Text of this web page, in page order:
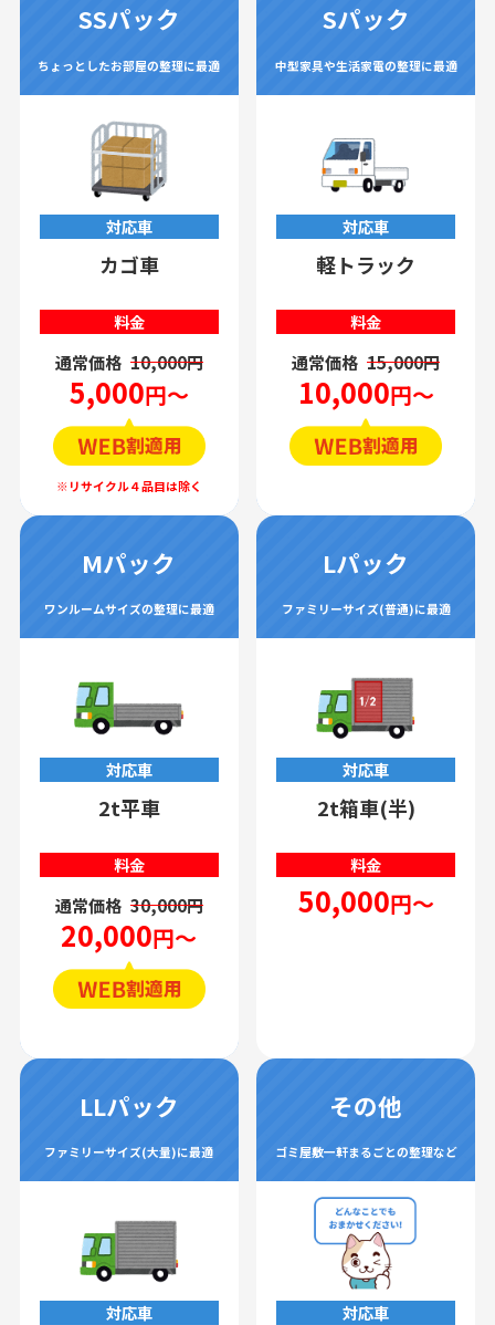
SSパック
ちょっとしたお部屋の整理に最適
対応車
カゴ車
料金
通常価格 10,000円
5,000円～
Sパック
中型家具や生活家電の整理に最適
対応車
軽トラック
料金
通常価格 15,000円
10,000円～
Mパック
ワンルームサイズの整理に最適
対応車
2t平車
料金
通常価格 30,000円
20,000円～
Lパック
ファミリーサイズ(普通)に最適
対応車
2t箱車(半)
料金
50,000円～
LLパック
ファミリーサイズ(大量)に最適
対応車
その他
ゴミ屋敷一軒まるごとの整理など
対応車